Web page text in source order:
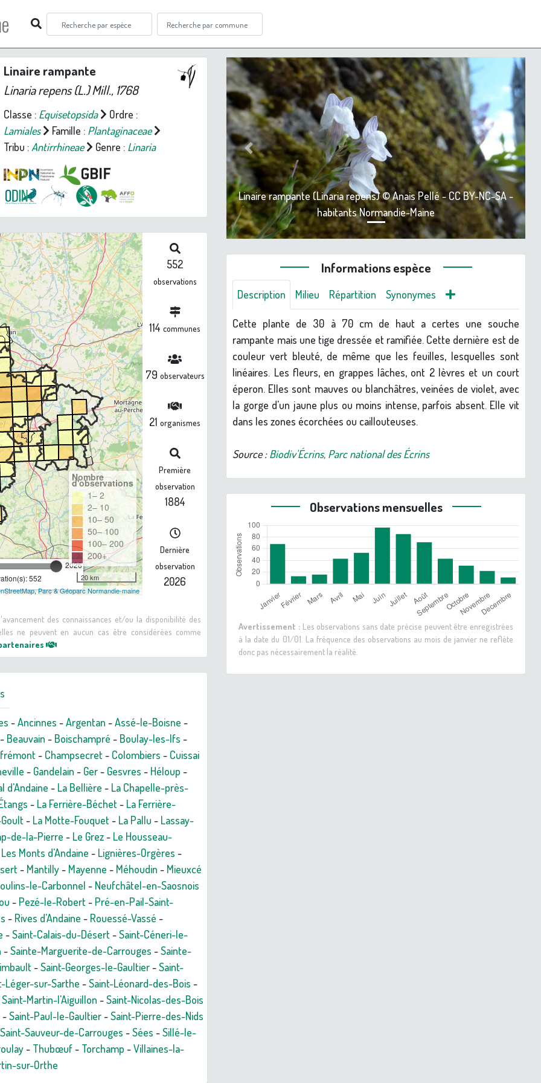
Linaire rampante
Linaria repens(L.) Mill., 1768
Classe : Equisetopsida
Ordre :
Lamiales
Famille : Plantaginaceae
Tribu :Antirrhineae Genre : Linaria
2026
552
Nombre
d'observations
1– 2
2– 10
10– 50
50– 100
100– 200
200+
20 km
,Parc & Géoparc Normandie-maine
552
observations
114 communes
79 observateurs
21organismes
Première
observation
1884
Dernière
observation
2026
des connaissances et/ou la disponibilité des
ne peuvent en aucun cas être considérées comme
-Ancinnes -Argentan -Assé-le-Boisne -
Beauvain - Boischampré - Boulay-les-Ifs -
- Champsecret- Colombiers - Cuissai
- Gandelain - Ger- Gesvres - Héloup -
d'Andaine - La Bellière - La Chapelle-près-
- La Ferrière-Béchet- La Ferrière-
- La Motte-Fouquet- La Pallu - Lassay-
de-la-Pierre - Le Grez- Le Housseau-
Les Monts d'Andaine - Lignières-Orgères -
- Mantilly- Mayenne - Méhoudin - Mieuxcé
le-Carbonnel - Neufchâtel-en-Saosnois
- Pezé-le-Robert- Pré-en-Pail-Saint-
- Rives d'Andaine - Rouessé-Vassé -
-Saint-Calais-du-Désert-Saint-Céneri-le-
-Sainte-Marguerite-de-Carrouges -Sainte-
-Saint-Georges-le-Gaultier-Saint-
Léger-sur-Sarthe -Saint-Léonard-des-Bois -
Saint-Martin-l'Aiguillon -Saint-Nicolas-des-Bois
-Saint-Paul-le-Gaultier-Saint-Pierre-des-Nids
Saint-Sauveur-de-Carrouges -Sées -Sillé-le-
- Thubœuf- Torchamp -Villaines-la-
sur-Orthe
Linaire rampante (Linaria repens) © Anais Pellé - CC BY-NC-SA -
habitants Normandie-Maine
Previous Next
Informations espèce
Description Milieu Répartition Synonymes
Cette plante de 30 à 70 cm de haut a certes une souche
rampante mais une tige dressée et ramifiée. Cette dernière est de
couleur vert bleuté, de même que les feuilles, lesquelles sont
linéaires. Les fleurs, en grappes lâches, ont 2 lèvres et un court
éperon. Elles sont mauves ou blanchâtres, veinées de violet, avec
la gorge d'un jaune plus ou moins intense, parfois absent. Elle vit
dans les zones écorchées ou caillouteuses.
Source :Biodiv'Écrins, Parc national des Écrins
Observations mensuelles
Avertissement :Les observations sans date précise peuvent être enregistrées
à la date du 01/01. La fréquence des observations au mois de janvier ne reflète
donc pas nécessairement la réalité.